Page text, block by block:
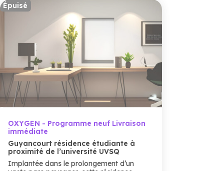
Épuisé
OXYGEN - Programme neuf Livraison
immédiate
Guyancourt résidence étudiante à
proximité de l’université UVSQ
Implantée dans le prolongement d’un